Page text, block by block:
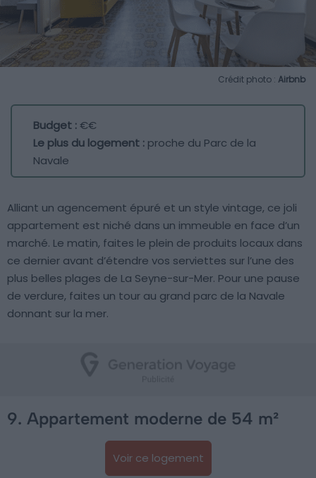
Crédit photo : Airbnb
Budget :€€
Le plus du logement : proche du Parc de la
Navale
Alliant un agencement épuré et un style vintage, ce joli
appartement est niché dans un immeuble en face d’un
marché. Le matin, faites le plein de produits locaux dans
ce dernier avant d’étendre vos serviettes sur l’une des
plus belles plages de La Seyne-sur-Mer. Pour une pause
de verdure, faites un tour au grand parc de la Navale
donnant sur la mer.
9. Appartement moderne de 54 m²
Voir ce logement